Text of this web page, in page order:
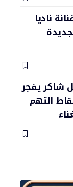
ناديا
شاكر يفجر
التهم